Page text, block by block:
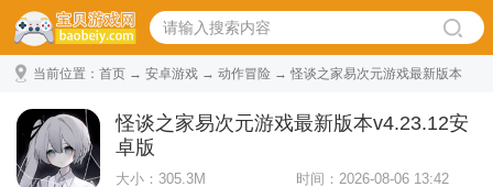
当前位置： 首页 → 安卓游戏 → 动作冒险 → 怪谈之家易次元游戏最新版本
怪谈之家易次元游戏最新版本v4.23.12安
卓版
大小： 305.3M
时间：2026-08-06 13:42